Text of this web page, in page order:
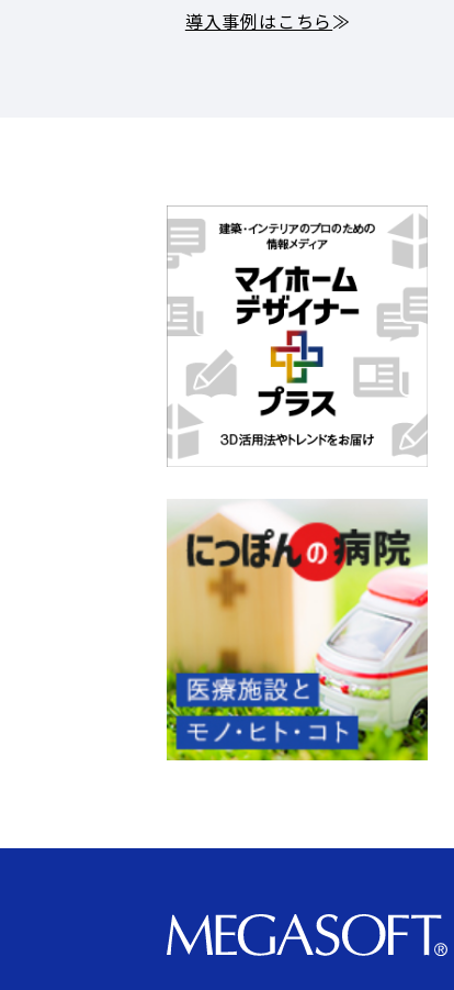
導入事例はこちら≫